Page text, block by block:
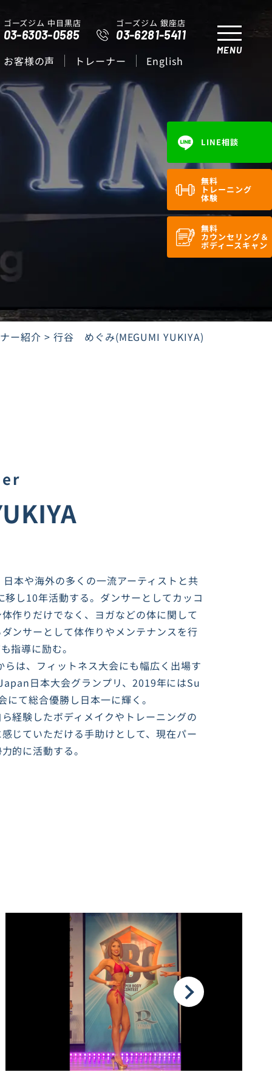
ゴーズジム 中目黒店
03-6303-0585
ゴーズジム 銀座店
03-6281-5411
お客様の声
トレーナー English
MENU
ー紹介 行谷 めぐみ(MEGUMI YUKIYA)
本や海外の多くの一流アーティストと共
移し10年活動する。ダンサーとしてカッコ
作りだけでなく、ヨガなどの体に関して
ンサーとして体作りやメンテナンスを行
指導に励む。
は、フィットネス大会にも幅広く出場す
日本大会グランプリ、2019年にはSu
て総合優勝し日本一に輝く。
経験したボディメイクやトレーニングの
じていただける手助けとして、現在パー
的に活動する。
LINE相談
無料
トレーニング
体験
無料
カウンセリング＆
ボディースキャン